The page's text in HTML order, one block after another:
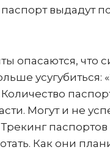
паспорт выдадут
опасаются, что
усугубиться:
Могут и не
Как они